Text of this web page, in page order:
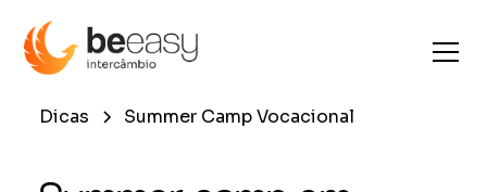
Dicas Summer Camp Vocacional